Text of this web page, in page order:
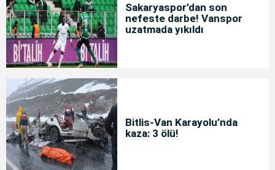
Sakaryaspor’dan son
nefeste darbe! Vanspor
uzatmada yıkıldı
Bitlis-Van Karayolu’nda
kaza: 3 ölü!